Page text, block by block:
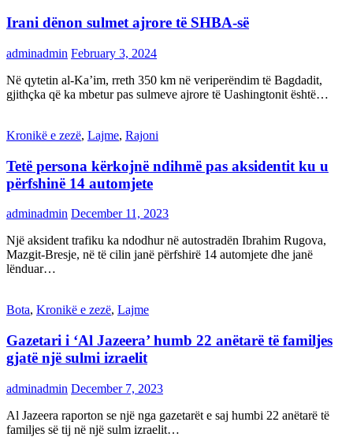
Irani dënon sulmet ajrore të SHBA-së
adminadmin February 3, 2024
Në qytetin al-Ka’im, rreth 350 km në veriperëndim të Bagdadit,
gjithçka që ka mbetur pas sulmeve ajrore të Uashingtonit është…
Kronikë e zezë, Lajme, Rajoni
Tetë persona kërkojnë ndihmë pas aksidentit ku u
përfshinë 14 automjete
adminadmin December 11, 2023
Një aksident trafiku ka ndodhur në autostradën Ibrahim Rugova,
Mazgit-Bresje, në të cilin janë përfshirë 14 automjete dhe janë
lënduar…
Bota, Kronikë e zezë, Lajme
Gazetari i ‘Al Jazeera’ humb 22 anëtarë të familjes
gjatë një sulmi izraelit
adminadmin December 7, 2023
Al Jazeera raporton se një nga gazetarët e saj humbi 22 anëtarë të
familjes së tij në një sulm izraelit…